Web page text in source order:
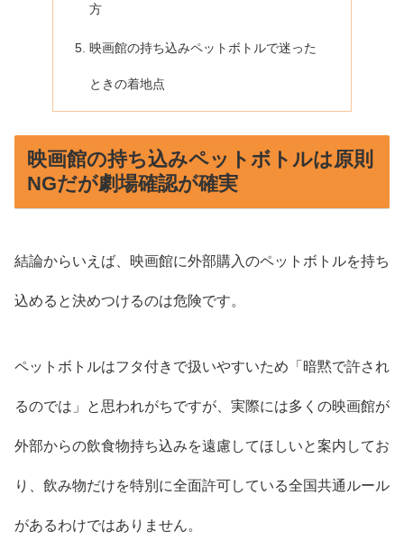
方
映画館の持ち込みペットボトルで迷った
ときの着地点
映画館の持ち込みペットボトルは原則
NGだが劇場確認が確実
結論からいえば、映画館に外部購入のペットボトルを持ち
込めると決めつけるのは危険です。
ペットボトルはフタ付きで扱いやすいため「暗黙で許され
るのでは」と思われがちですが、実際には多くの映画館が
外部からの飲食物持ち込みを遠慮してほしいと案内してお
り、飲み物だけを特別に全面許可している全国共通ルール
があるわけではありません。